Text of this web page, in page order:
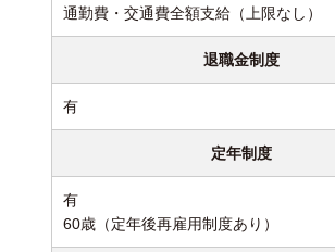
通勤費・交通費全額支給（上限なし）
退職金制度
有
定年制度
有
60歳（定年後再雇用制度あり）